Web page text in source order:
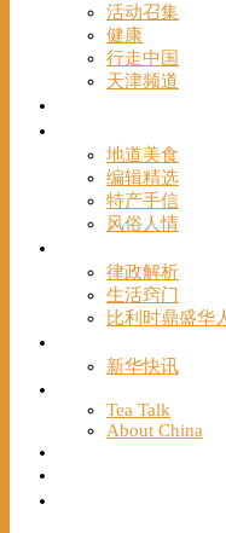
活动召集
健康
行走中国
天津频道
地道美食
编辑精选
特产手信
风俗人情
律政解析
生活窍门
比利时鼎盛华
新华快讯
Tea Talk
About China